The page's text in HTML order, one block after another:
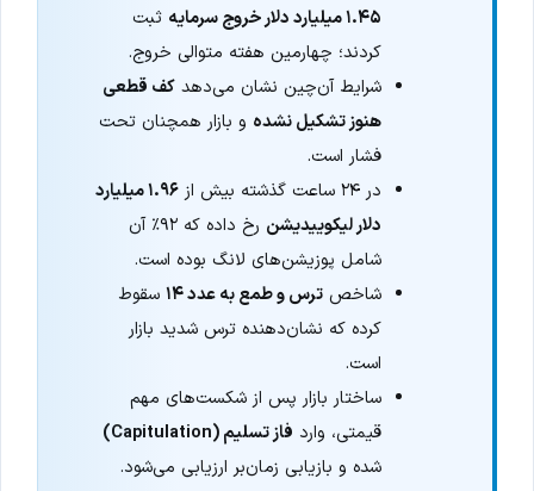
۱.۴۵ میلیارد دلار خروج سرمایه
ثبت
کردند؛ چهارمین هفته متوالی خروج.
شرایط آن‌چین نشان می‌دهدکف قطعی
هنوز تشکیل نشده و بازار همچنان تحت
فشار است.
در ۲۴ ساعت گذشته بیش از
۱.۹۶ میلیارد
دلار لیکوییدیشن
رخ داده که ۹۲٪ آن
شامل پوزیشن‌های لانگ بوده است.
شاخصترس و طمع به عدد ۱۴
سقوط
کرده که نشان‌دهنده ترس شدید بازار
است.
ساختار بازار پس از شکست‌های مهم
قیمتی، وارد فاز تسلیم (Capitulation)
شده و بازیابی زمان‌بر ارزیابی می‌شود.